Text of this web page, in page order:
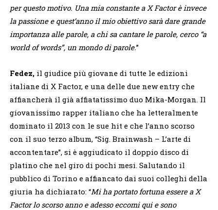
per questo motivo. Una mia constante a X Factor è invece
la passione e quest’anno il mio obiettivo sarà dare grande
importanza alle parole, a chi sa cantare le parole, cerco “a
world of words”, un mondo di parole.”
Fedez, il giudice più giovane di tutte le edizioni
italiane di X Factor, e una delle due new entry che
affiancherà il già affiatatissimo duo Mika-Morgan. Il
giovanissimo rapper italiano che ha letteralmente
dominato il 2013 con le sue hit e che l’anno scorso
con il suo terzo album, “Sig. Brainwash – L’arte di
accontentare”, si è aggiudicato il doppio disco di
platino che nel giro di pochi mesi. Salutando il
pubblico di Torino e affiancato dai suoi colleghi della
giuria ha dichiarato: “Mi ha portato fortuna essere a X
Factor lo scorso anno e adesso eccomi qui e sono